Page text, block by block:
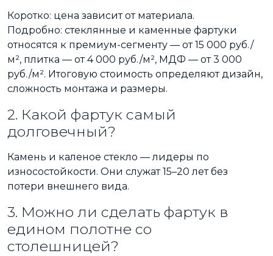
Коротко: цена зависит от материала.
Подробно: стеклянные и каменные фартуки
относятся к премиум-сегменту — от 15 000 руб./
м², плитка — от 4 000 руб./м², МДФ — от 3 000
руб./м². Итоговую стоимость определяют дизайн,
сложность монтажа и размеры.
2. Какой фартук самый
долговечный?
Камень и каленое стекло — лидеры по
износостойкости. Они служат 15–20 лет без
потери внешнего вида.
3. Можно ли сделать фартук в
едином полотне со
столешницей?